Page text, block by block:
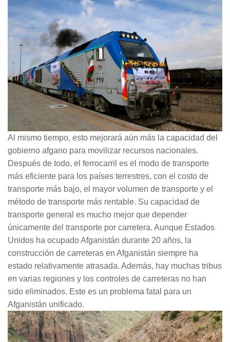
Al mismo tiempo, esto mejorará aún más la capacidad del
gobierno afgano para movilizar recursos nacionales.
Después de todo, el ferrocarril es el modo de transporte
más eficiente para los países terrestres, con el costo de
transporte más bajo, el mayor volumen de transporte y el
método de transporte más rentable. Su capacidad de
transporte general es mucho mejor que depender
únicamente del transporte por carretera. Aunque Estados
Unidos ha ocupado Afganistán durante 20 años, la
construcción de carreteras en Afganistán siempre ha
estado relativamente atrasada. Además, hay muchas tribus
en varias regiones y los controles de carreteras no han
sido eliminados. Este es un problema fatal para un
Afganistán unificado.